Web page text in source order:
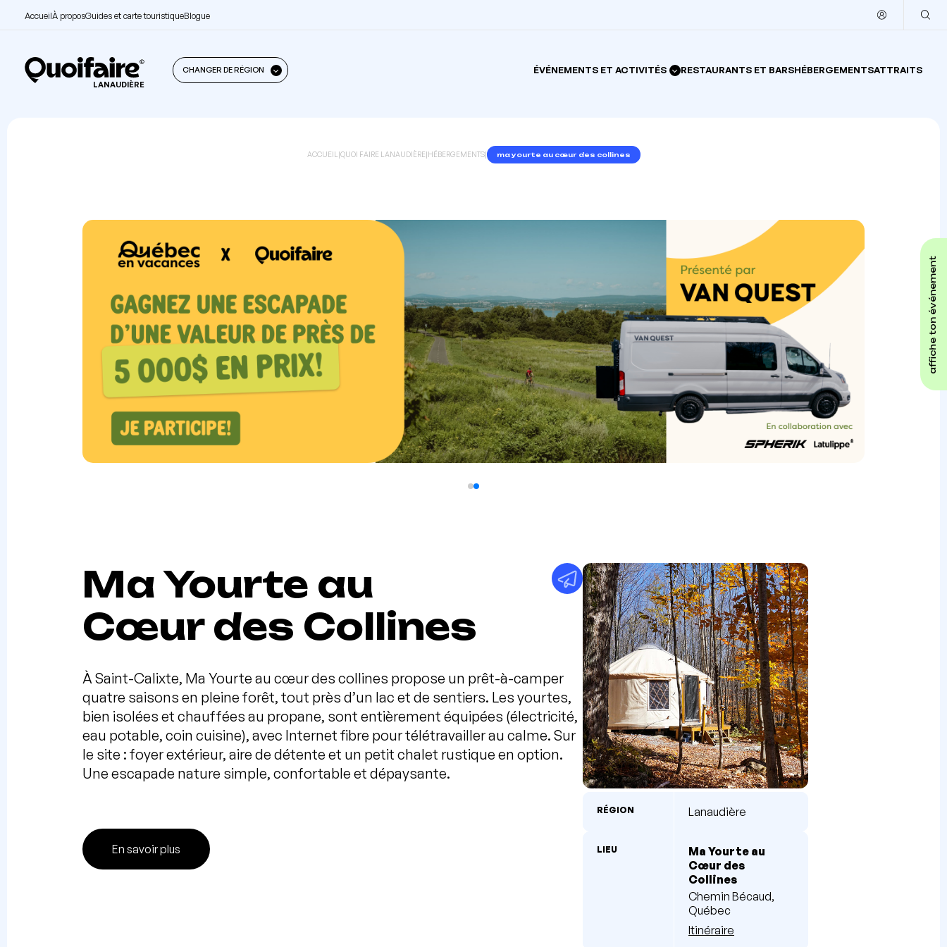
AccueilÀ proposGuides et carte touristiqueBlogue
LANAUDIÈRE
CHANGER DE RÉGION ÉVÉNEMENTS ET ACTIVITÉS RESTAURANTS ET BARSHÉBERGEMENTSATTRAITS
affiche ton événement
ACCUEIL |QUOI FAIRE LANAUDIÈRE|HÉBERGEMENTS| ma yourte au cœur des collines
Ma Yourte au
Cœur des Collines
À Saint-Calixte, Ma Yourte au cœur des collines propose un prêt-à-camper
quatre saisons en pleine forêt, tout près d’un lac et de sentiers. Les yourtes,
bien isolées et chauffées au propane, sont entièrement équipées (électricité,
eau potable, coin cuisine), avec Internet fibre pour télétravailler au calme. Sur
le site : foyer extérieur, aire de détente et un petit chalet rustique en option.
Une escapade nature simple, confortable et dépaysante.
En savoir plus
RÉGION Lanaudière
LIEU
Ma Yourte au
Cœur des
Collines
Chemin Bécaud,
Québec
Itinéraire